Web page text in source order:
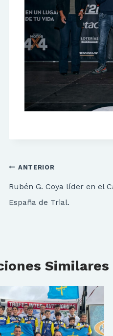
Navegación
de
entradas
ANTERIOR
Rubén G. Coya líder en el
España de Trial.
Similares